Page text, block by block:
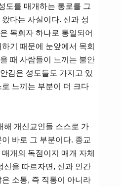
도를 매개하는 통로를 그
다는 사실이다. 신과 성
목회자 하나로 통일되어
기 때문에 눈앞에서 목회
때 사람들이 느끼는 불안
감은 성도들도 가지고 있
느끼는 부분이 더 크다
해 개신교인들 스스로 가
바로 그 부분이다. 종교
개의 독점이지 매개 자체
신을 따르자면, 신과 인간
소통, 즉 직통이 아니라